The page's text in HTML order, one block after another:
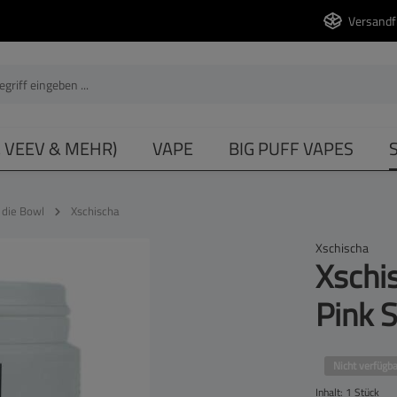
VEEV & MEHR) VAPE BIG PUFF VAPES
Bowl Xschischa
Xschischa
Pink
Nicht
Inhalt: 1 Stück